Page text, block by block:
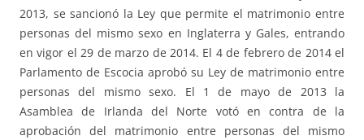
2013, se sancionó la Ley que permite el matrimonio entre
personas del mismo sexo en Inglaterra y Gales, entrando
en vigor el 29 de marzo de 2014. El 4 de febrero de 2014 el
Parlamento de Escocia aprobó su Ley de matrimonio entre
personas del mismo sexo. El 1 de mayo de 2013 la
Asamblea de Irlanda del Norte votó en contra de la
aprobación del matrimonio entre personas del mismo